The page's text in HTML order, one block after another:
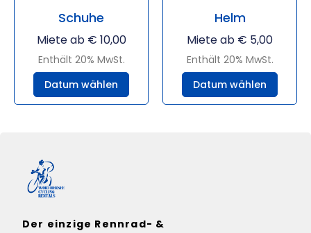
Schuhe
Miete ab € 10,00
Enthält 20% MwSt.
Datum wählen
Helm
Miete ab € 5,00
Enthält 20% MwSt.
Datum wählen
Der einzige Rennrad- &